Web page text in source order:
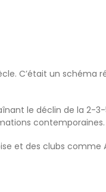
C’était un schéma
le déclin de la 2-
contemporaines.
et des clubs comme